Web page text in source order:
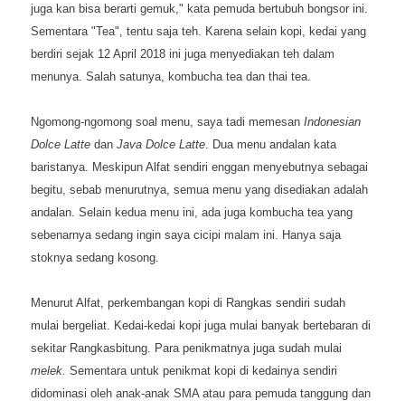
juga kan bisa berarti gemuk," kata pemuda bertubuh bongsor ini.
Sementara "Tea", tentu saja teh. Karena selain kopi, kedai yang
berdiri sejak 12 April 2018 ini juga menyediakan teh dalam
menunya. Salah satunya, kombucha tea dan thai tea.
Ngomong-ngomong soal menu, saya tadi memesan Indonesian
Dolce Latte dan Java Dolce Latte . Dua menu andalan kata
baristanya. Meskipun Alfat sendiri enggan menyebutnya sebagai
begitu, sebab menurutnya, semua menu yang disediakan adalah
andalan. Selain kedua menu ini, ada juga kombucha tea yang
sebenarnya sedang ingin saya cicipi malam ini. Hanya saja
stoknya sedang kosong.
Menurut Alfat, perkembangan kopi di Rangkas sendiri sudah
mulai bergeliat. Kedai-kedai kopi juga mulai banyak bertebaran di
sekitar Rangkasbitung. Para penikmatnya juga sudah mulai
melek. Sementara untuk penikmat kopi di kedainya sendiri
didominasi oleh anak-anak SMA atau para pemuda tanggung dan